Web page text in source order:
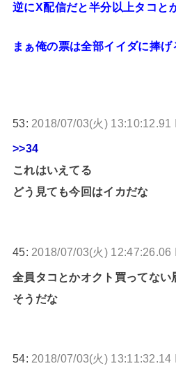
逆にX配信だと半分以上タコと
まぁ俺の票は全部イイダに捧
53: 2018/07/03(火) 13:10:12.91
>>34
これはいえてる
どう見ても今回はイカだな
45: 2018/07/03(火) 12:47:26.06
全員タコとかオクト買ってない
そうだな
54: 2018/07/03(火) 13:11:32.14